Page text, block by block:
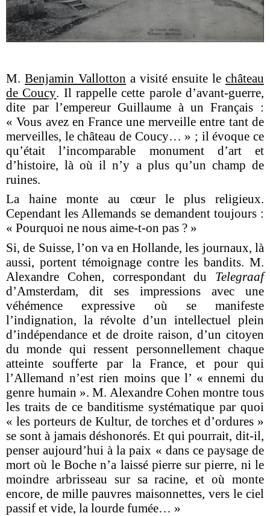
M.Benjamin Vallotton a visité ensuite le château
de Coucy. Il rappelle cette parole d’avant-guerre,
dite par l’empereur Guillaume à un Français :
« Vous avez en France une merveille entre tant de
merveilles, le château de Coucy… » ; il évoque ce
qu’était l’incomparable monument d’art et
d’histoire, là où il n’y a plus qu’un champ de
ruines.
La haine monte au cœur le plus religieux.
Cependant les Allemands se demandent toujours :
« Pourquoi ne nous aime-t-on pas ? »
Si, de Suisse, l’on va en Hollande, les journaux, là
aussi, portent témoignage contre les bandits. M.
Alexandre Cohen, correspondant du Telegraaf
d’Amsterdam, dit ses impressions avec une
véhémence expressive où se manifeste
l’indignation, la révolte d’un intellectuel plein
d’indépendance et de droite raison, d’un citoyen
du monde qui ressent personnellement chaque
atteinte soufferte par la France, et pour qui
l’Allemand n’est rien moins que l’ « ennemi du
genre humain ». M. Alexandre Cohen montre tous
les traits de ce banditisme systématique par quoi
« les porteurs de Kultur, de torches et d’ordures »
se sont à jamais déshonorés. Et qui pourrait, dit-il,
penser aujourd’hui à la paix « dans ce paysage de
mort où le Boche n’a laissé pierre sur pierre, ni le
moindre arbrisseau sur sa racine, et où monte
encore, de mille pauvres maisonnettes, vers le ciel
passif et vide, la lourde fumée… »